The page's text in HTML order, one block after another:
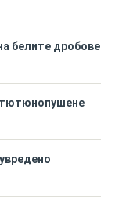
белите дробове